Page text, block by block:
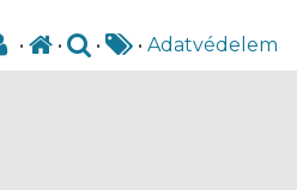
• • • • Adatvédelem